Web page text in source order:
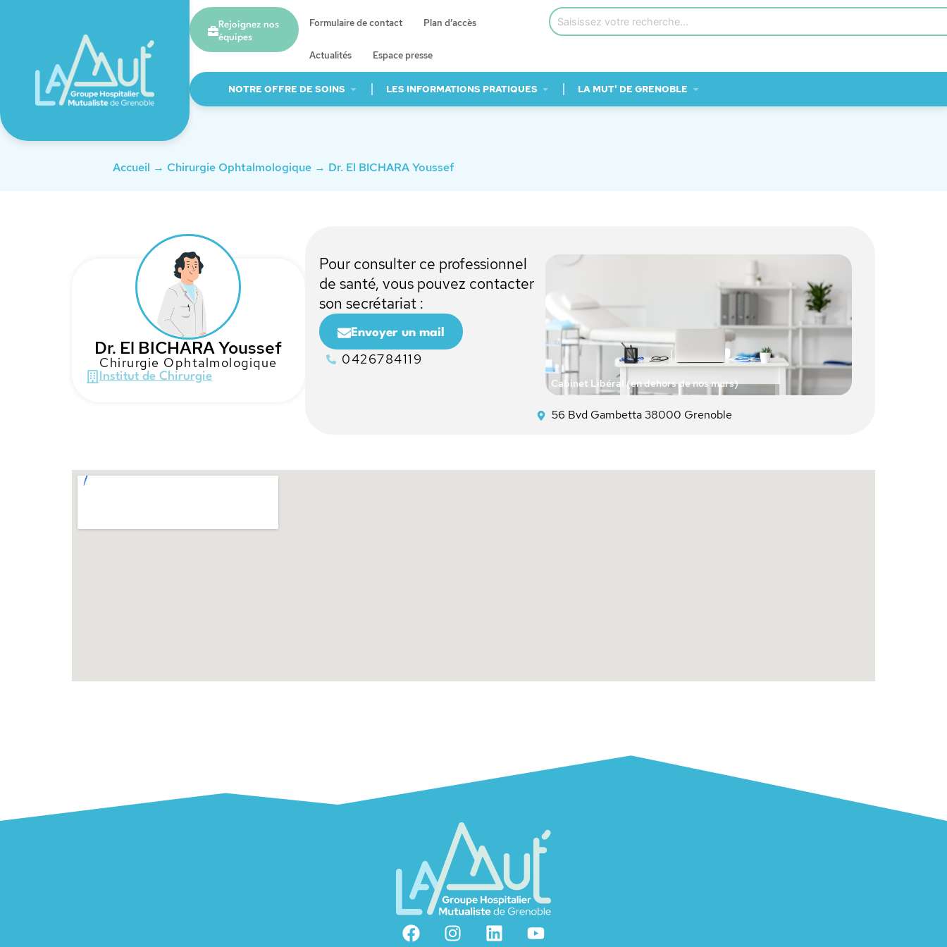
Rejoignez nos
équipes
Formulaire de contact Plan d’accès
Actualités Espace presse
NOTRE OFFRE DE SOINS LES INFORMATIONS PRATIQUES LA MUT' DE GRENOBLE
Accueil → Chirurgie Ophtalmologique → Dr. El BICHARA Youssef
Dr. El BICHARA Youssef
Chirurgie Ophtalmologique
Institut de Chirurgie
Pour consulter ce professionnel
de santé, vous pouvez contacter
son secrétariat :
Envoyer un mail
0426784119
Cabinet Libéral (en dehors de nos murs)
56 Bvd Gambetta 38000 Grenoble